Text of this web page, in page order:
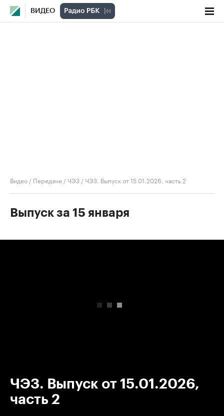
ВИДЕО
Видео / Передачи /ЧЭЗ /ЧЭЗ. Выпуск от 15.01.2026, часть 2
Выпуск за 15 января
ЧЭЗ. Выпуск от 15.01.2026,
часть 2